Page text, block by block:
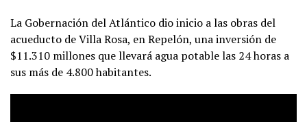
La Gobernación del Atlántico dio inicio a las obras del
acueducto de Villa Rosa, en Repelón, una inversión de
$11.310 millones que llevará agua potable las 24 horas a
sus más de 4.800 habitantes.